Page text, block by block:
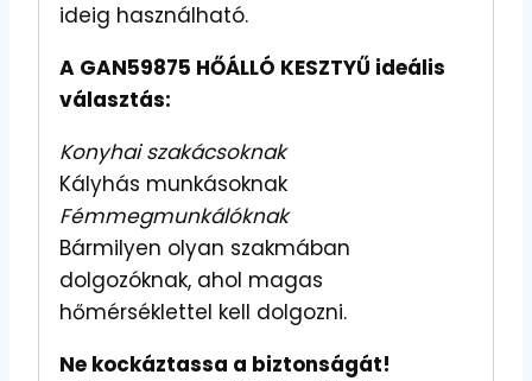
ideig használható.
A GAN59875 HŐÁLLÓ KESZTYŰ ideális
választás:
Konyhai szakácsoknak
Kályhás munkásoknak
Fémmegmunkálóknak
Bármilyen olyan szakmában
dolgozóknak, ahol magas
hőmérséklettel kell dolgozni.
Ne kockáztassa a biztonságát!